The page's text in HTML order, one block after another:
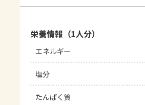
栄養情報（1人分）
エネルギー
塩分
たんぱく質